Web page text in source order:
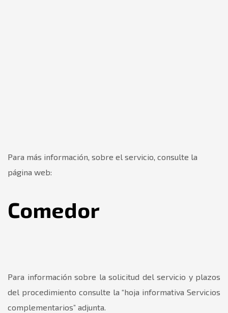
Para más información, sobre el servicio, consulte la
página web:
Comedor
Para información sobre la solicitud del servicio y plazos
del procedimiento consulte la “hoja informativa Servicios
complementarios” adjunta.